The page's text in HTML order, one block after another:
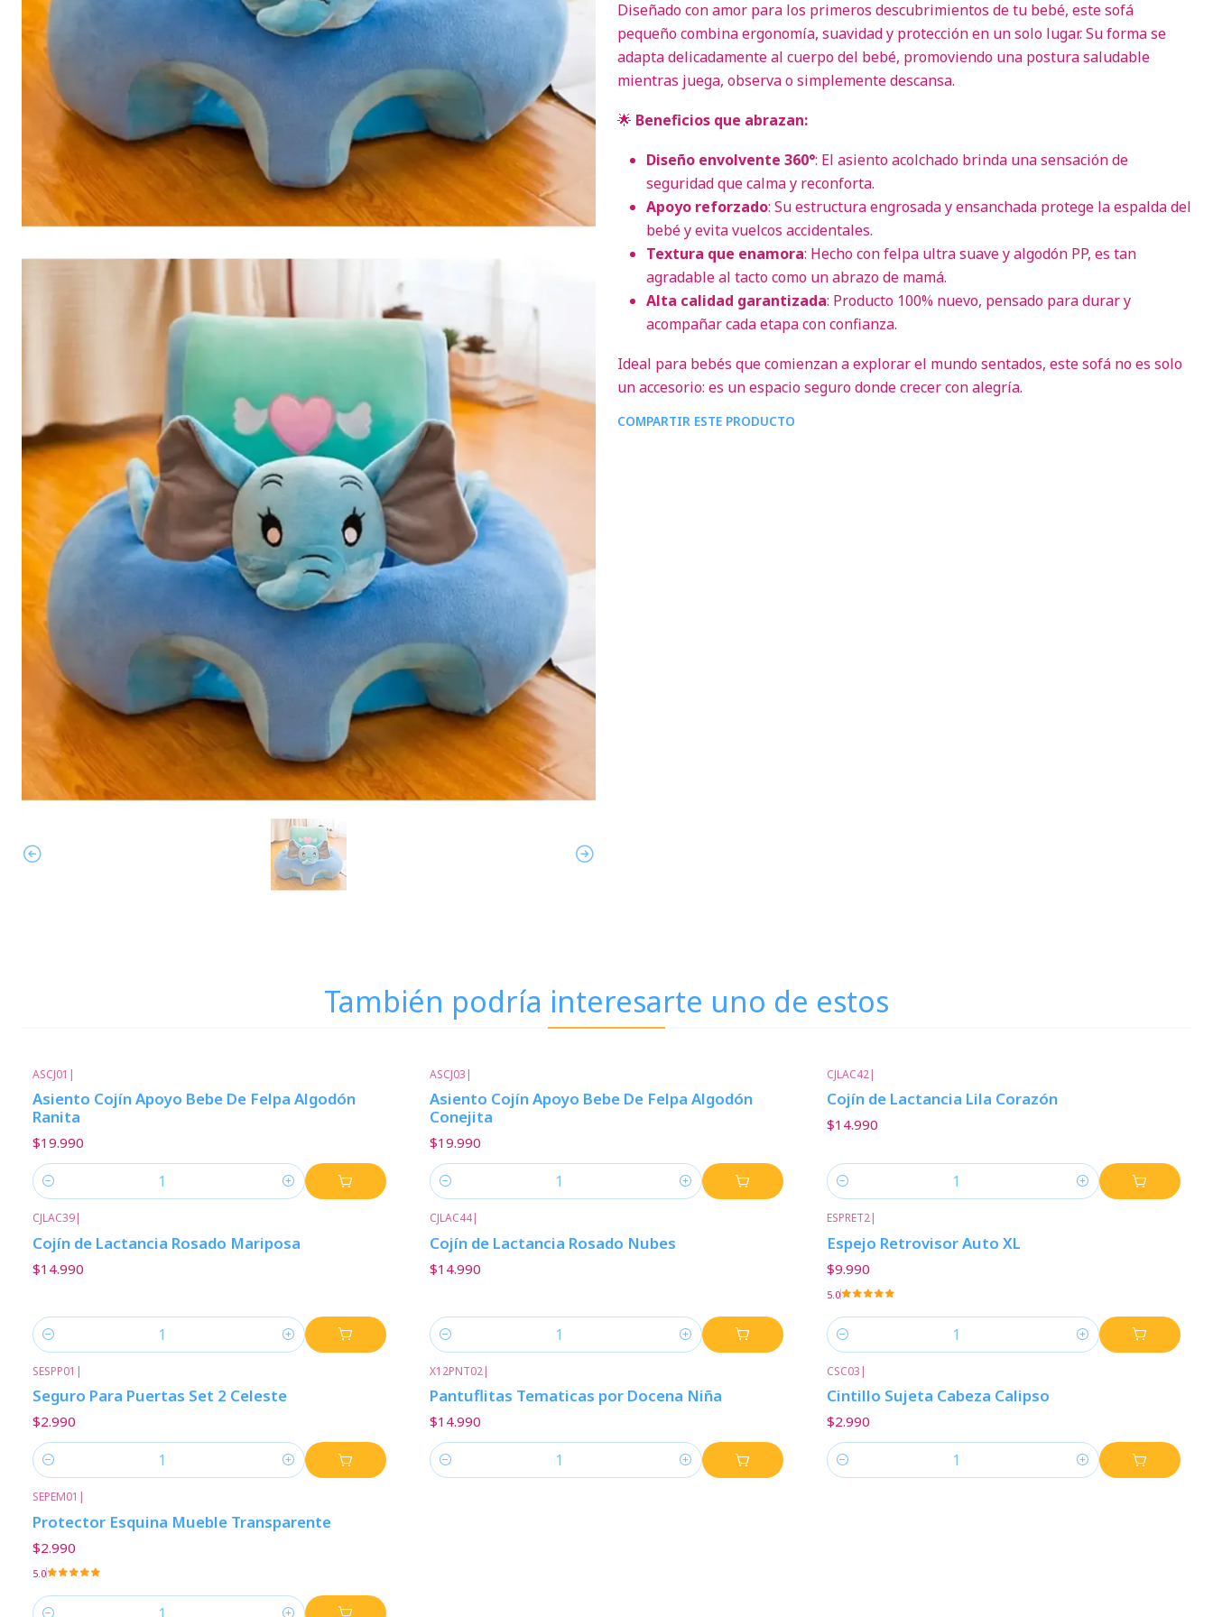
Diseñado con amor para los primeros descubrimientos de tu bebé, este sofá
pequeño combina ergonomía, suavidad y protección en un solo lugar. Su forma se
adapta delicadamente al cuerpo del bebé, promoviendo una postura saludable
mientras juega, observa o simplemente descansa.
🌟 Beneficios que abrazan:
Diseño envolvente 360°: El asiento acolchado brinda una sensación de
seguridad que calma y reconforta.
Apoyo reforzado: Su estructura engrosada y ensanchada protege la espalda del
bebé y evita vuelcos accidentales.
Textura que enamora: Hecho con felpa ultra suave y algodón PP, es tan
agradable al tacto como un abrazo de mamá.
Alta calidad garantizada: Producto 100% nuevo, pensado para durar y
acompañar cada etapa con confianza.
Ideal para bebés que comienzan a explorar el mundo sentados, este sofá no es solo
un accesorio: es un espacio seguro donde crecer con alegría.
COMPARTIR ESTE PRODUCTO
También podría interesarte uno de estos
ASCJ01 |
Asiento Cojín Apoyo Bebe De Felpa Algodón
Ranita
$19.990
Cantidad
ASCJ03 |
Asiento Cojín Apoyo Bebe De Felpa Algodón
Conejita
$19.990
Cantidad
CJLAC42|
Cojín de Lactancia Lila Corazón
$14.990
Cantidad
CJLAC39|
Cojín de Lactancia Rosado Mariposa
$14.990
Cantidad
CJLAC44|
Cojín de Lactancia Rosado Nubes
$14.990
Cantidad
ESPRET2|
Espejo Retrovisor Auto XL
$9.990
5.0
Cantidad
SESPP01 |
Seguro Para Puertas Set 2 Celeste
$2.990
Cantidad
X12PNT02|
Pantuflitas Tematicas por Docena Niña
$14.990
Cantidad
CSC03 |
Cintillo Sujeta Cabeza Calipso
$2.990
Cantidad
SEPEM01 |
Protector Esquina Mueble Transparente
$2.990
5.0